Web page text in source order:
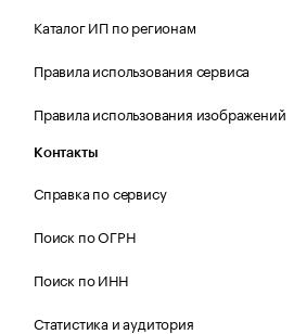
Каталог ИП по регионам
Правила использования сервиса
Правила использования изображений
Контакты
Справка по сервису
Поиск по ОГРН
Поиск по ИНН
Статистика и аудитория